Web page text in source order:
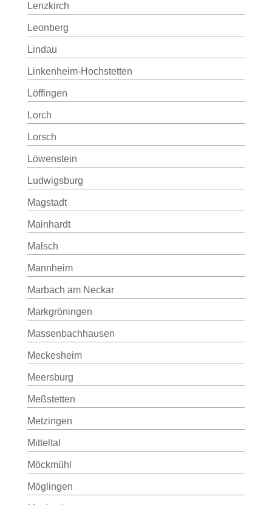
Lenzkirch
Leonberg
Lindau
Linkenheim-Hochstetten
Löffingen
Lorch
Lorsch
Löwenstein
Ludwigsburg
Magstadt
Mainhardt
Malsch
Mannheim
Marbach am Neckar
Markgröningen
Massenbachhausen
Meckesheim
Meersburg
Meßstetten
Metzingen
Mitteltal
Möckmühl
Möglingen